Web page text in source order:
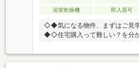
浴室乾燥機
即入居可
◇◆気になる物件、まずはご見
◆◇住宅購入って難しい？を分
ご相談ください！お問い合わせ